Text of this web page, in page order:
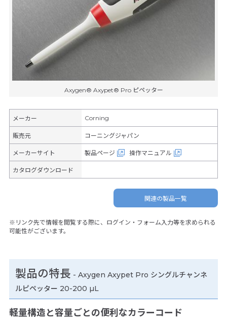
Axygen® Axypet® Pro ピペッター
メーカー Corning
販売元 コーニングジャパン
メーカーサイト 製品ページ 操作マニュアル
カタログダウンロード
関連の製品一覧
※リンク先で情報を閲覧する際に、ログイン・フォーム入力等を求められる
可能性がございます。
製品の特長 - Axygen Axypet Pro シングルチャンネ
ルピペッター 20-200 µL
軽量構造と容量ごとの便利なカラーコード